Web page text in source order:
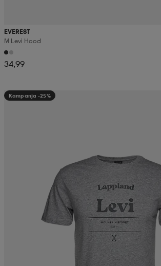
EVEREST
M Levi Hood
34,99
Kampanja -25%